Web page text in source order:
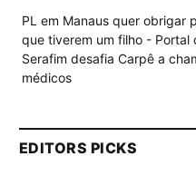
PL em Manaus quer obrigar
que tiverem um filho - Portal
Serafim desafia Carpê a
médicos
EDITORS PICKS